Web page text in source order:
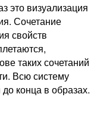
это визуализация
Сочетание
свойств
таких сочетаний
Всю систему
конца в образах.